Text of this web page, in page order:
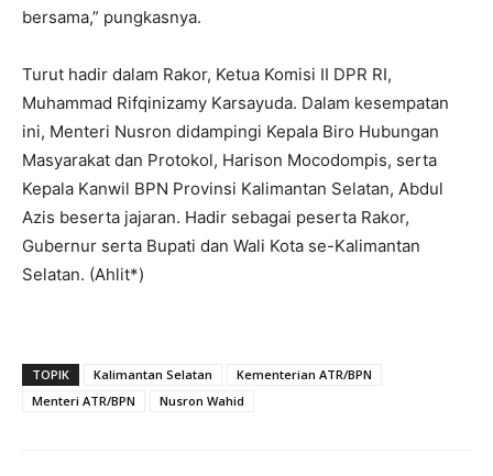
bersama,” pungkasnya.
‎Turut hadir dalam Rakor, Ketua Komisi II DPR RI,
Muhammad Rifqinizamy Karsayuda. Dalam kesempatan
ini, Menteri Nusron didampingi Kepala Biro Hubungan
Masyarakat dan Protokol, Harison Mocodompis, serta
Kepala Kanwil BPN Provinsi Kalimantan Selatan, Abdul
Azis beserta jajaran. Hadir sebagai peserta Rakor,
Gubernur serta Bupati dan Wali Kota se-Kalimantan
Selatan. (Ahlit*)
TOPIK Kalimantan Selatan
Kementerian ATR/BPN
Menteri ATR/BPN
Nusron Wahid